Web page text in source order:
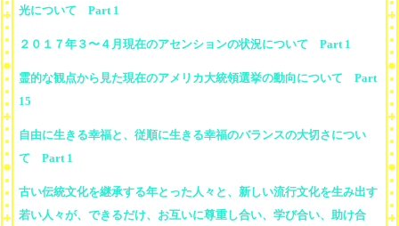
光について Part 1
２０１７年３〜４月現在のアセンションの状況について Part 1
霊的な観点から見た現在のアメリカ大統領選挙の動向について Part
15
自由に生きる幸福と、従順に生きる幸福のバランスの大切さについ
て Part 1
古い伝統文化を継承する年とった人々と、新しい流行文化を生み出す
若い人々が、できるだけ、お互いに尊重し合い、学び合い、助け合